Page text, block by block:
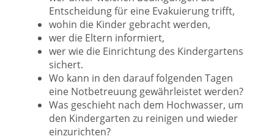
Entscheidung für eine Evakuierung trifft,
wohin die Kinder gebracht werden,
wer die Eltern informiert,
wer wie die Einrichtung des Kindergartens
sichert.
Wo kann in den darauf folgenden Tagen
eine Notbetreuung gewährleistet werden?
Was geschieht nach dem Hochwasser, um
den Kindergarten zu reinigen und wieder
einzurichten?